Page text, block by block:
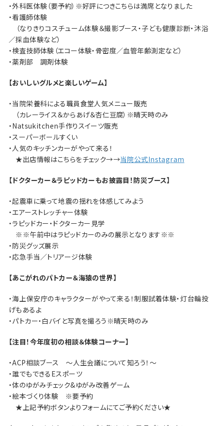
・外科医体験（要予約）※好評につきこちらは満席となりました
・看護師体験
（なりきりコスチューム体験＆撮影ブース・子ども健康診断・沐浴
／採血体験など）
・検査技師体験（エコー体験・骨密度／血管年齢測定など）
・薬剤部 調剤体験
【おいしいグルメと楽しいゲーム】
・当院栄養科による職員食堂人気メニュー販売
（カレーライス＆からあげ＆杏仁豆腐）※晴天時のみ
・Natsukitchen手作りスイーツ販売
・スーパーボールすくい
・人気のキッチンカーがやって来る！
★出店情報はこちらをチェック→→当院公式Instagram
【ドクターカー＆ラピッドカーもお披露目！防災ブース】
・起震車に乗って地震の揺れを体感してみよう
・エアーストレッチャー体験
・ラピッドカー・ドクターカー見学
※※午前中はラピッドカーのみの展示となります※※
・防災グッズ展示
・応急手当／トリアージ体験
【あこがれのパトカー＆海猿の世界】
・海上保安庁のキャラクターがやって来る！制服試着体験・灯台輪投
げもあるよ
・パトカー・白バイと写真を撮ろう※晴天時のみ
【注目！今年度初の相談＆体験コーナー】
・ACP相談ブース ～人生会議について知ろう！～
・誰でもできるEスポーツ
・体のゆがみチェック&ゆがみ改善ゲーム
・絵本づくり体験 ※要予約
★上記予約ボタンよりフォームにてご予約ください★